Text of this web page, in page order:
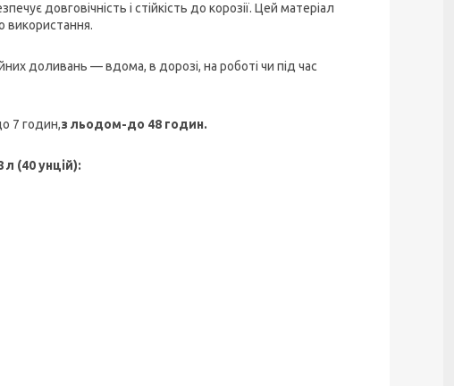
довговічність і стійкість до корозії. Цей матеріал
використання.
доливань — вдома, в дорозі, на роботі чи під час
7 годин,з льодом-до 48 годин.
(40 унцій):